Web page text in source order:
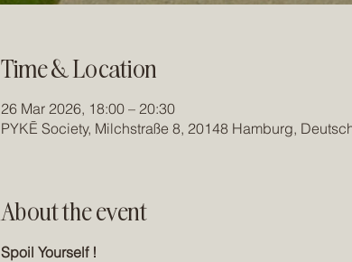
Time & Location
26 Mar 2026, 18:00 – 20:30
PYKĒ Society, Milchstraße 8, 20148 Hamburg,
About the event
Spoil Yourself !